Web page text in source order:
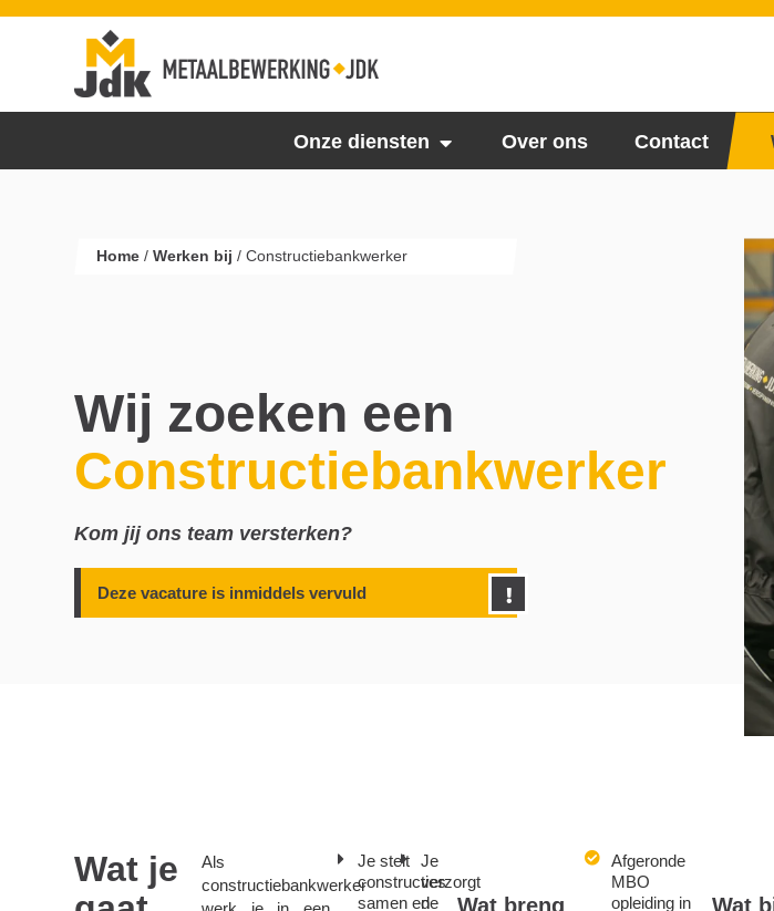
Onze diensten Over ons Contact
Home /Werken bij /Constructiebankwerker
Wij zoeken een
Constructiebankwerker
Kom jij ons team versterken?
Deze vacature is inmiddels vervuld
Wat je
Als
constructiebankwerker
Je stelt
constructies
samen en
Je
verzorgt
de
Wat breng
Afgeronde
MBO
opleiding in
Wat